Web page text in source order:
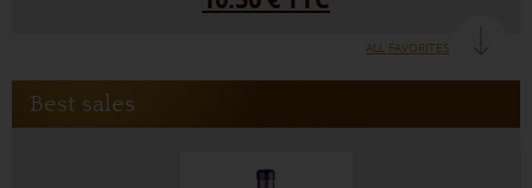
ALL FAVORITES
Best sales